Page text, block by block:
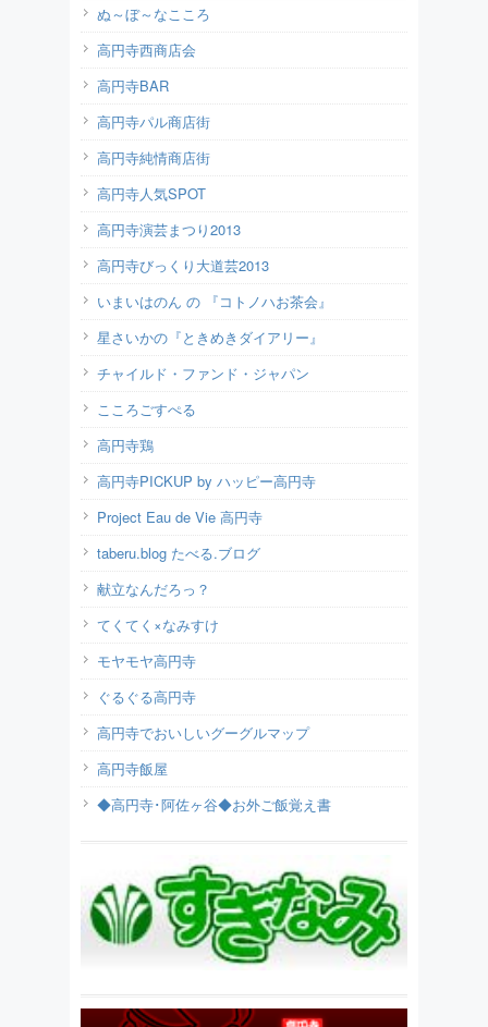
ぬ～ぼ～なこころ
高円寺西商店会
高円寺BAR
高円寺パル商店街
高円寺純情商店街
高円寺人気SPOT
高円寺演芸まつり2013
高円寺びっくり大道芸2013
いまいはのん の 『コトノハお茶会』
星さいかの『ときめきダイアリー』
チャイルド・ファンド・ジャパン
こころごすぺる
高円寺鶏
高円寺PICKUP by ハッピー高円寺
Project Eau de Vie 高円寺
taberu.blog たべる.ブログ
献立なんだろっ？
てくてく×なみすけ
モヤモヤ高円寺
ぐるぐる高円寺
高円寺でおいしいグーグルマップ
高円寺飯屋
◆高円寺･阿佐ヶ谷◆お外ご飯覚え書